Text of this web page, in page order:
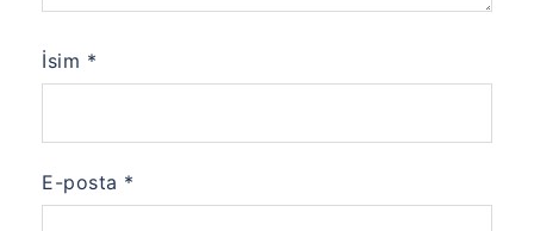
İsim *
E-posta *